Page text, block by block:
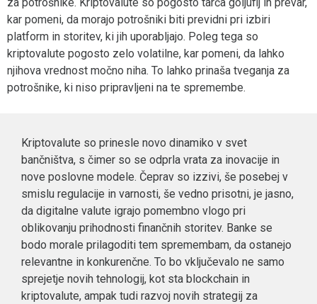
kar pomeni, da morajo potrošniki biti previdni pri izbiri
platform in storitev, ki jih uporabljajo. Poleg tega so
kriptovalute pogosto zelo volatilne, kar pomeni, da lahko
njihova vrednost močno niha. To lahko prinaša tveganja za
potrošnike, ki niso pripravljeni na te spremembe.
Kriptovalute so prinesle novo dinamiko v svet
bančništva, s čimer so se odprla vrata za inovacije in
nove poslovne modele. Čeprav so izzivi, še posebej v
smislu regulacije in varnosti, še vedno prisotni, je jasno,
da digitalne valute igrajo pomembno vlogo pri
oblikovanju prihodnosti finančnih storitev. Banke se
bodo morale prilagoditi tem spremembam, da ostanejo
relevantne in konkurenčne. To bo vključevalo ne samo
sprejetje novih tehnologij, kot sta blockchain in
kriptovalute, ampak tudi razvoj novih strategij za